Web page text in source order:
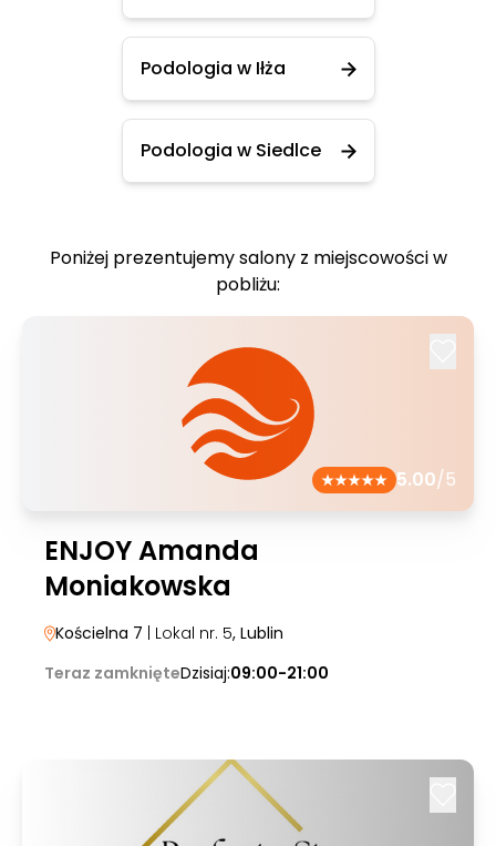
Podologia w Iłża
Podologia w Siedlce
Poniżej prezentujemy salony z miejscowości w
pobliżu:
5.00/5
ENJOY Amanda
Moniakowska
Kościelna 7 | Lokal nr. 5, Lublin
Teraz zamknięteDzisiaj:09:00-21:00